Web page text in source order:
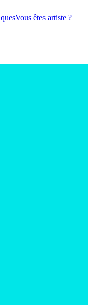
Vous êtes artiste ?